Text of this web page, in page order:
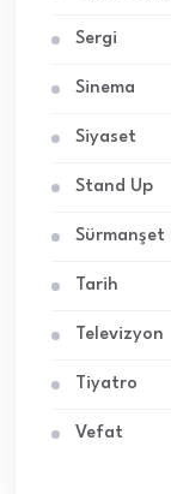
Sergi
Sinema
Siyaset
Stand Up
Sürmanşet
Tarih
Televizyon
Tiyatro
Vefat